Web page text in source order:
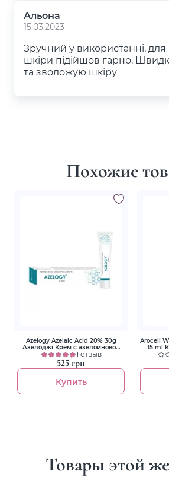
Альона
15.03.2023
Зручний у використанні, для
шкіри підійшов гарно.
та зволожую шкіру
Похожие
Azelogy Azelaic Acid 20% 30g
Азелоджі Крем с азелоиновой
кислотой 20%
1 отзыв
525 грн
Купить
Arocell
15 ml
Товары этой